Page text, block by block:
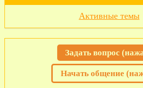
Активные темы
Задать вопрос
Начать общение